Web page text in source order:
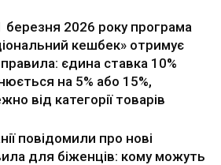
березня 2026 року програма
кешбек» отримує
правила: єдина ставка 10%
на 5% або 15%,
від категорії товарів
повідомили про нові
для біженців: кому можуть